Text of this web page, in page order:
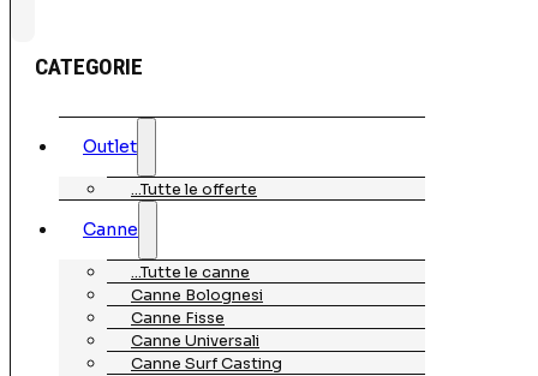
CATEGORIE
Outlet
…Tutte le offerte
Canne
…Tutte le canne
Canne Bolognesi
Canne Fisse
Canne Universali
Canne Surf Casting